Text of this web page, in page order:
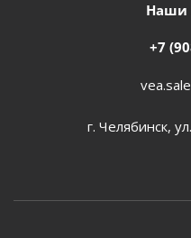
Наши
+7
г. Челябинск,